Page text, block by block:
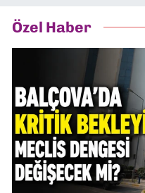
Özel Haber